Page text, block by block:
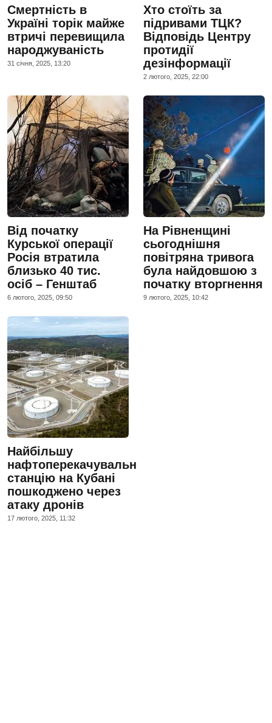
Смертність в
Україні торік майже
втричі перевищила
народжуваність
31 сiчня, 2025, 13:20
Хто стоїть за
підривами ТЦК?
Відповідь Центру
протидії
дезінформації
2 лютого, 2025, 22:00
Від початку
Курської операції
Росія втратила
близько 40 тис.
осіб – Генштаб
6 лютого, 2025, 09:50
На Рівненщині
сьогоднішня
повітряна тривога
була найдовшою з
початку вторгнення
9 лютого, 2025, 10:42
Найбільшу
нафтоперекачувальну
станцію на Кубані
пошкоджено через
атаку дронів
17 лютого, 2025, 11:32